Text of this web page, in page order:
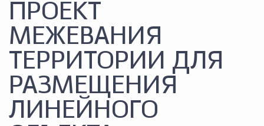
ПРОЕКТ
МЕЖЕВАНИЯ
ТЕРРИТОРИИ ДЛЯ
РАЗМЕЩЕНИЯ
ЛИНЕЙНОГО